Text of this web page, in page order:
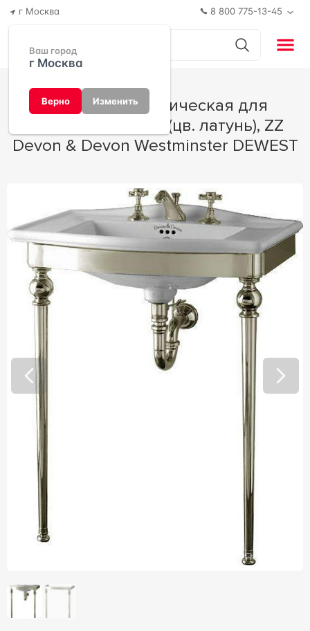
г Москва
Ваш город
г Москва
Верно Изменить
8 800 775-13-45
Консоль металлическая для
раковины 69,5см, (цв. латунь), ZZ
Devon & Devon Westminster DEWEST